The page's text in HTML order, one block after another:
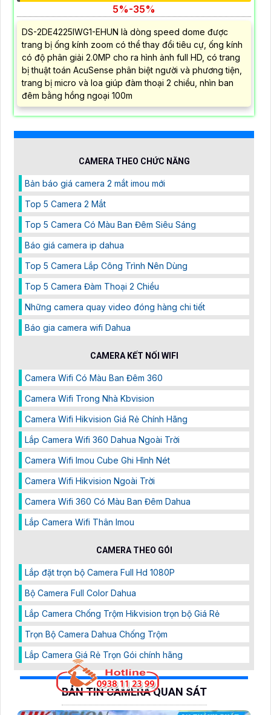
5%-35%
DS-2DE4225IWG1-EHUN là dòng speed dome được
trang bị ống kính zoom có thể thay đổi tiêu cự, ống kính
có độ phân giải 2.0MP cho ra hình ảnh full HD, có trang
bị thuật toán AcuSense phân biệt người và phương tiện,
trang bị micro và loa giúp đàm thoại 2 chiều, nhìn ban
đêm bằng hồng ngoại 100m
CAMERA THEO CHỨC NĂNG
Bản báo giá camera 2 mắt imou mới
Top 5 Camera 2 Mắt
Top 5 Camera Có Màu Ban Đêm Siêu Sáng
Báo giá camera ip dahua
Top 5 Camera Lắp Công Trình Nên Dùng
Top 5 Camera Đàm Thoại 2 Chiều
Những camera quay video đóng hàng chi tiết
Báo gia camera wifi Dahua
CAMERA KẾT NỐI WIFI
Camera Wifi Có Màu Ban Đêm 360
Camera Wifi Trong Nhà Kbvision
Camera Wifi Hikvision Giá Rẻ Chính Hãng
Lắp Camera Wifi 360 Dahua Ngoài Trời
Camera Wifi Imou Cube Ghi Hình Nét
Camera Wifi Hikvision Ngoài Trời
Camera Wifi 360 Có Màu Ban Đêm Dahua
Lắp Camera Wifi Thân Imou
CAMERA THEO GÓI
Lắp đặt trọn bộ Camera Full Hd 1080P
Bộ Camera Full Color Dahua
Lắp Camera Chống Trộm Hikvision trọn bộ Giá Rẻ
Trọn Bộ Camera Dahua Chống Trộm
Lắp Camera Giá Rẻ Trọn Gói chính hãng
BẢN TIN CAMERA QUAN SÁT